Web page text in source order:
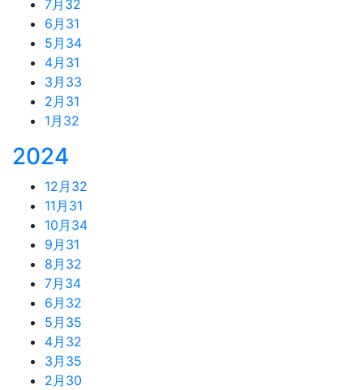
7月 32
6月 31
5月 34
4月 31
3月 33
2月 31
1月 32
2024
12月 32
11月 31
10月 34
9月 31
8月 32
7月 34
6月 32
5月 35
4月 32
3月 35
2月 30